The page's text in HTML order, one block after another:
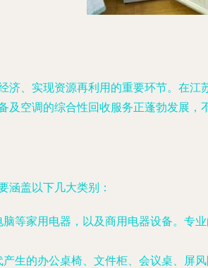
济、实现资源再利用的重要环节。在
及空调的综合性回收服务正蓬勃发展
涵盖以下几大类别：
脑等家用电器，以及商用电器设备。
产生的办公桌椅、文件柜、会议桌、